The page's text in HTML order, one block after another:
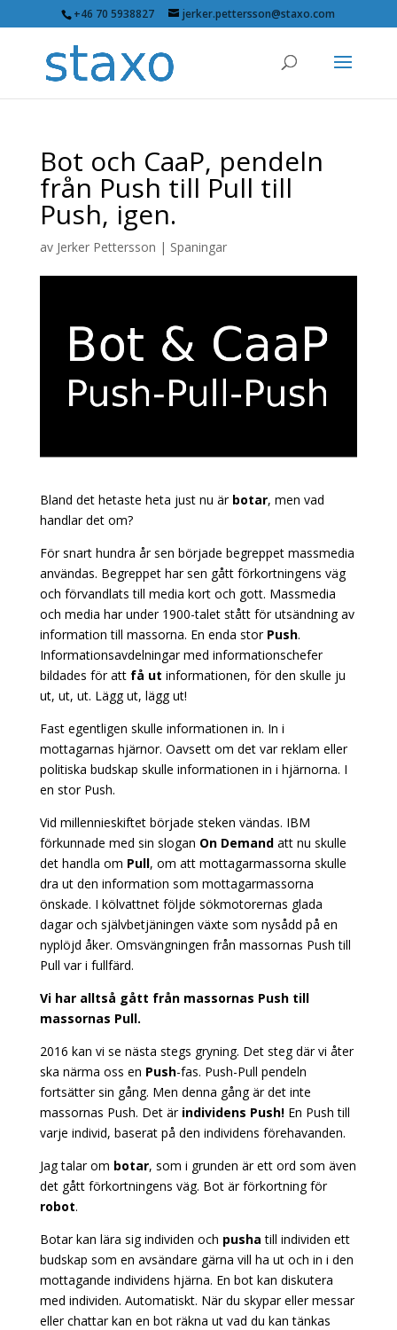
+46 70 5938827 jerker.pettersson@staxo.com
Bot och CaaP, pendeln
från Push till Pull till
Push, igen.
av Jerker Pettersson | Spaningar
Bland det hetaste heta just nu är botar, men vad
handlar det om?
För snart hundra år sen började begreppet massmedia
användas. Begreppet har sen gått förkortningens väg
och förvandlats till media kort och gott. Massmedia
och media har under 1900-talet stått för utsändning av
information till massorna. En enda stor Push.
Informationsavdelningar med informationschefer
bildades för att få ut informationen, för den skulle ju
ut, ut, ut. Lägg ut, lägg ut!
Fast egentligen skulle informationen in. In i
mottagarnas hjärnor. Oavsett om det var reklam eller
politiska budskap skulle informationen in i hjärnorna. I
en stor Push.
Vid millennieskiftet började steken vändas. IBM
förkunnade med sin slogan OnDemandatt nu skulle
det handla om Pull, om att mottagarmassorna skulle
dra ut den information som mottagarmassorna
önskade. I kölvattnet följde sökmotorernas glada
dagar och självbetjäningen växte som nysådd på en
nyplöjd åker. Omsvängningen från massornas Push till
Pull var i fullfärd.
Vi har alltså gått från massornas Push till
massornas Pull.
2016 kan vi se nästa stegs gryning. Det steg där vi åter
ska närma oss en Push-fas. Push-Pull pendeln
fortsätter sin gång. Men denna gång är det inte
massornas Push. Det är individens Push! En Push till
varje individ, baserat på den individens förehavanden.
Jag talar om botar, som i grunden är ett ord som även
det gått förkortningens väg. Bot är förkortning för
robot.
Botar kan lära sig individen och pusha till individen ett
budskap som en avsändare gärna vill ha ut och in i den
mottagande individens hjärna. En bot kan diskutera
med individen. Automatiskt. När du skypar eller messar
eller chattar kan en bot räkna ut vad du kan tänkas